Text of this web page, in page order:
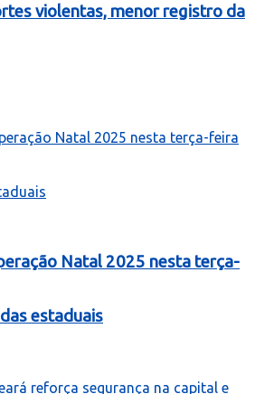
violentas, menor registro da
Natal 2025 nesta terça-
estaduais